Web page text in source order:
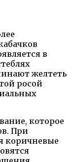
в
желтеть
росой
которое
При
коричневые